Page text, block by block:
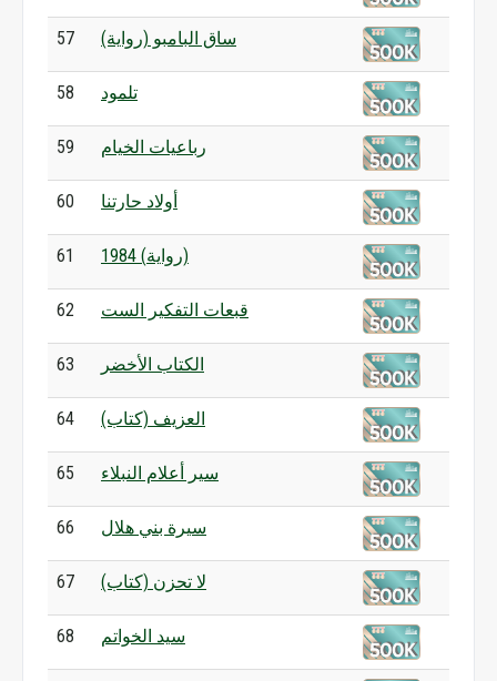
57 ساق البامبو (رواية)
58 تلمود
59 رباعيات الخيام
60 أولاد حارتنا
61 1984 (رواية)
62 قبعات التفكير الست
63 الكتاب الأخضر
64 العزيف (كتاب)
65 سير أعلام النبلاء
66 سيرة بني هلال
67 لا تحزن (كتاب)
68 سيد الخواتم